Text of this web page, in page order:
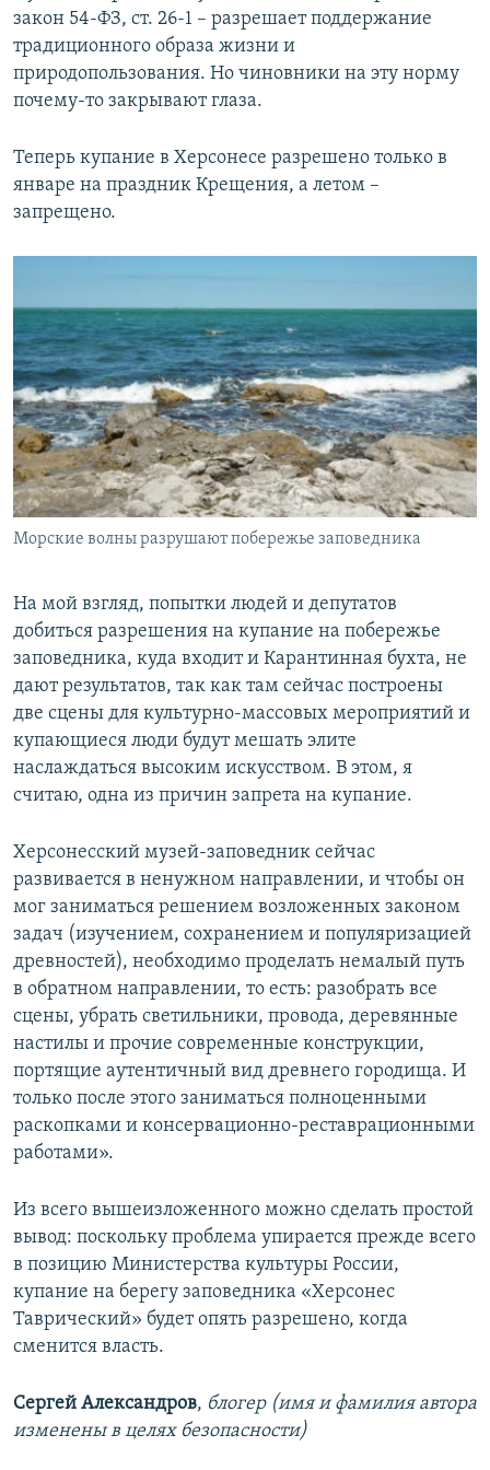
закон 54-ФЗ, ст. 26-1 – разрешает поддержание
традиционного образа жизни и
природопользования. Но чиновники на эту норму
почему-то закрывают глаза.
Теперь купание в Херсонесе разрешено только в
январе на праздник Крещения, а летом –
запрещено.
Морские волны разрушают побережье заповедника
На мой взгляд, попытки людей и депутатов
добиться разрешения на купание на побережье
заповедника, куда входит и Карантинная бухта, не
дают результатов, так как там сейчас построены
две сцены для культурно-массовых мероприятий и
купающиеся люди будут мешать элите
наслаждаться высоким искусством. В этом, я
считаю, одна из причин запрета на купание.
Херсонесский музей-заповедник сейчас
развивается в ненужном направлении, и чтобы он
мог заниматься решением возложенных законом
задач (изучением, сохранением и популяризацией
древностей), необходимо проделать немалый путь
в обратном направлении, то есть: разобрать все
сцены, убрать светильники, провода, деревянные
настилы и прочие современные конструкции,
портящие аутентичный вид древнего городища. И
только после этого заниматься полноценными
раскопками и консервационно-реставрационными
работами».
Из всего вышеизложенного можно сделать простой
вывод: поскольку проблема упирается прежде всего
в позицию Министерства культуры России,
купание на берегу заповедника «Херсонес
Таврический» будет опять разрешено, когда
сменится власть.
Сергей Александров, блогер (имя и фамилия автора
изменены в целях безопасности)